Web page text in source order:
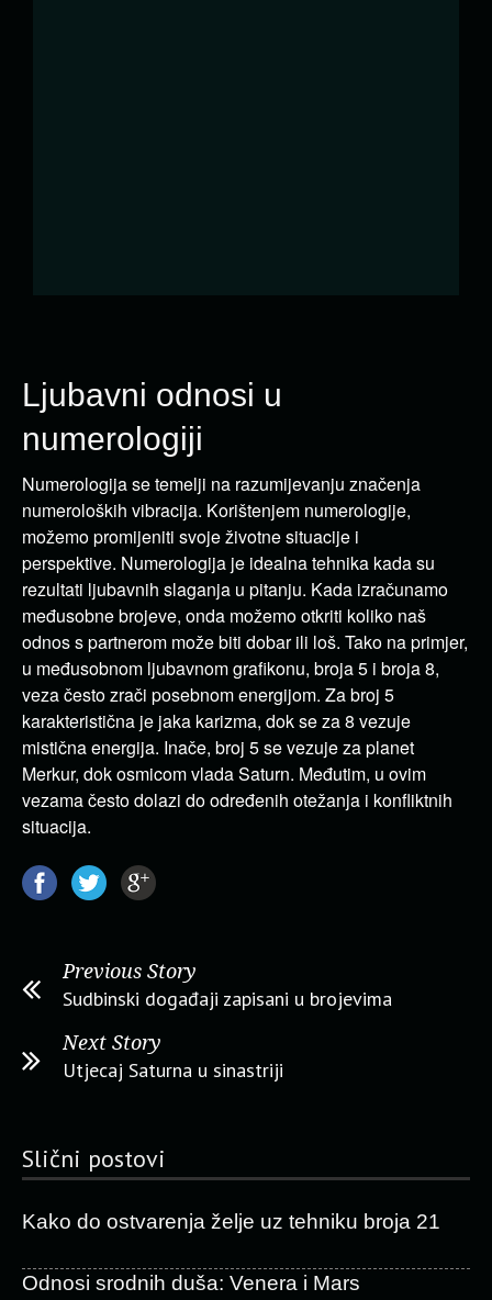
Ljubavni odnosi u
numerologiji
Numerologija se temelji na razumijevanju značenja
numeroloških vibracija. Korištenjem numerologije,
možemo promijeniti svoje životne situacije i
perspektive. Numerologija je idealna tehnika kada su
rezultati ljubavnih slaganja u pitanju. Kada izračunamo
međusobne brojeve, onda možemo otkriti koliko naš
odnos s partnerom može biti dobar ili loš. Tako na primjer,
u međusobnom ljubavnom grafikonu, broja 5 i broja 8,
veza često zrači posebnom energijom. Za broj 5
karakteristična je jaka karizma, dok se za 8 vezuje
mistična energija. Inače, broj 5 se vezuje za planet
Merkur, dok osmicom vlada Saturn. Međutim, u ovim
vezama često dolazi do određenih otežanja i konfliktnih
situacija.
Previous Story
Sudbinski događaji zapisani u brojevima
Next Story
Utjecaj Saturna u sinastriji
Slični postovi
Kako do ostvarenja želje uz tehniku broja 21
Odnosi srodnih duša: Venera i Mars